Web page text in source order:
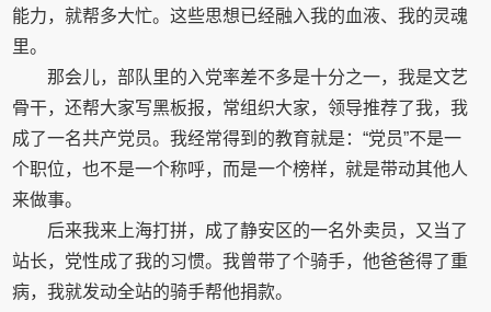
能力，就帮多大忙。这些思想已经融入我的血液、我的灵魂
里。
那会儿，部队里的入党率差不多是十分之一，我是文艺
骨干，还帮大家写黑板报，常组织大家，领导推荐了我，我
成了一名共产党员。我经常得到的教育就是：“党员”不是一
个职位，也不是一个称呼，而是一个榜样，就是带动其他人
来做事。
后来我来上海打拼，成了静安区的一名外卖员，又当了
站长，党性成了我的习惯。我曾带了个骑手，他爸爸得了重
病，我就发动全站的骑手帮他捐款。